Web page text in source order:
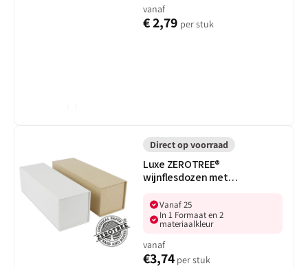
vanaf
€ 2,79 per stuk
wijnflesdozen
met
magneetsluiting
Direct op voorraad
Luxe ZEROTREE®
wijnflesdozen met
Vanaf 25
In 1 Formaat en 2
materiaalkleur
vanaf
€3,74 per stuk